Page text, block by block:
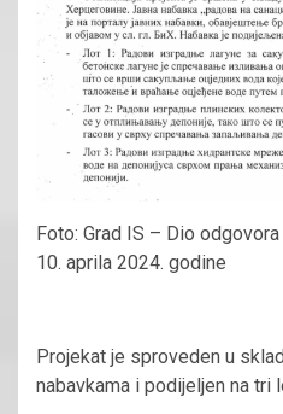
Foto: Grad IS – Dio
10. aprila 2024. godine
Projekat je sproveden u
nabavkama i podijeljen na tri